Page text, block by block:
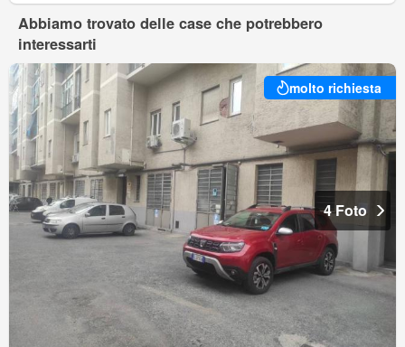
Abbiamo trovato delle case che potrebbero
interessarti
molto richiesta
4 Foto